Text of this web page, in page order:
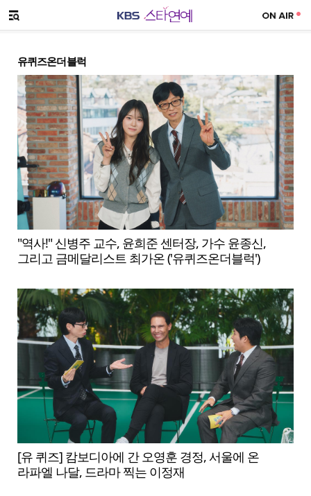
메뉴 열기
유퀴즈온더블럭
"역사!" 신병주 교수, 윤희준 센터장, 가수 윤종신,
그리고 금메달리스트 최가온 ('유퀴즈온더블럭')
[유 퀴즈] 캄보디아에 간 오영훈 경정, 서울에 온
라파엘 나달, 드라마 찍는 이정재